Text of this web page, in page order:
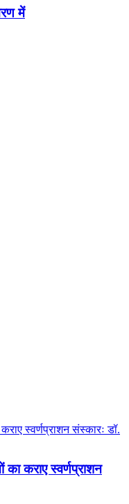
में
कराए स्वर्णप्राशन